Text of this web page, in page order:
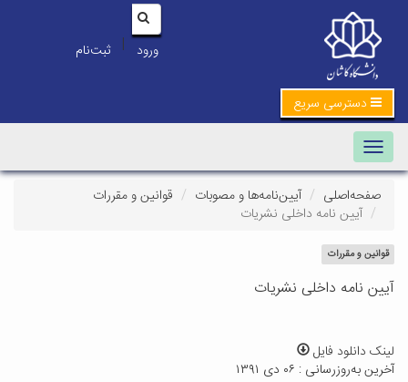
ورود | ثبت‌نام
دسترسی سریع
Toggle navigation
صفحه‌اصلی آیین‌نامه‌ها و مصوبات
قوانین و مقررات
آیین نامه داخلی نشریات
قوانین و مقررات
آیین نامه داخلی نشریات
لینک دانلود فایل
آخرین به‌روزرسانی : ۰۶ دی ۱۳۹۱